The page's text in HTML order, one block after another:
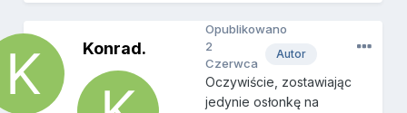
Konrad. Autor
Opublikowano
2
Czerwca
Oczywiście, zostawiając
jedynie osłonkę na